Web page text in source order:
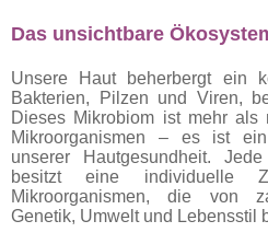
Das unsichtbare
Unsere Haut beherbergt ein
Bakterien, Pilzen und Viren,
Dieses Mikrobiom ist mehr als
Mikroorganismen – es ist ein
unserer Hautgesundheit.
besitzt eine individuelle
Mikroorganismen, die von
Genetik, Umwelt und Lebensstil